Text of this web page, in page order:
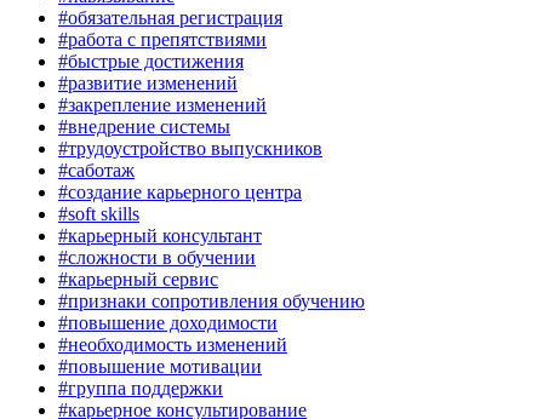
#обязательная регистрация
#работа с препятствиями
#быстрые достижения
#развитие изменений
#закрепление изменений
#внедрение системы
#трудоустройство выпускников
#саботаж
#создание карьерного центра
#soft skills
#карьерный консультант
#сложности в обучении
#карьерный сервис
#признаки сопротивления обучению
#повышение доходимости
#необходимость изменений
#повышение мотивации
#группа поддержки
#карьерное консультирование